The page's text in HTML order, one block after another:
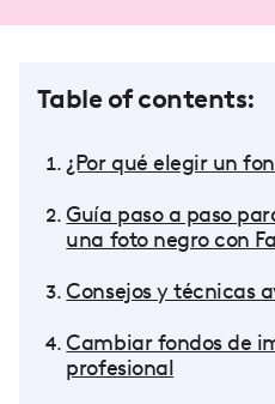
Table of contents:
¿Por qué elegir un
Guía paso a paso
una foto negro con
Consejos y técnicas
Cambiar fondos de
profesional